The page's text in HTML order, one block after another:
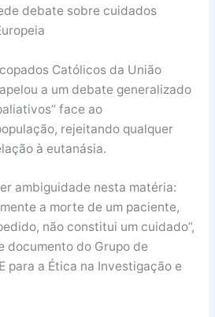
debate sobre cuidados
Católicos da União
a um debate generalizado
face ao
rejeitando qualquer
à eutanásia.
ambiguidade nesta matéria:
a morte de um paciente,
não constitui um cuidado”,
documento do Grupo de
para a Ética na Investigação e